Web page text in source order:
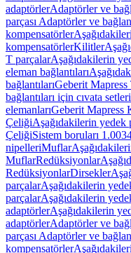
adaptörlerAdaptörler ve
parçası Adaptörler ve
kompensatörler
kompensatörlerKilitler
T parçalarAşağıdakilerin
eleman bağlantıları
bağlantılarıGeberit Mapress
bağlantıları için cıvata setleri
elemanlarıGeberit Mapress
ÇeliğiAşağıdakilerin yedek
ÇeliğiSistem boruları
nipelleriMuflar
MuflarRedüksiyonlar
RedüksiyonlarDirsekler
parçalarAşağıdakilerin
parçalarAşağıdakilerin
adaptörlerAşağıdakilerin
adaptörlerAdaptörler ve
parçası Adaptörler ve
kompensatörler